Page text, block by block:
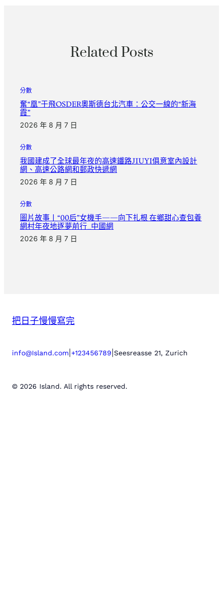
Related Posts
分數
奮“凰”于飛OSDER奧斯德台北汽車：公交一線的“新海
霞”
2026 年 8 月 7 日
分數
我國建成了全球最年夜的高速鐵路JIUYI俱意室內設計
網、高速公路網和郵政快遞網
2026 年 8 月 7 日
分數
圖片故事丨“00后”女機手——向下扎根 在鄉甜心查包養
網村年夜地逐夢前行_中國網
2026 年 8 月 7 日
把日子慢慢寫完
info@Island.com +123456789 Seesreasse 21, Zurich
© 2026 Island. All rights reserved.